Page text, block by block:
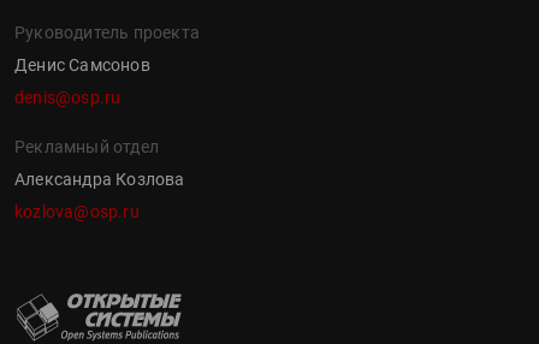
Руководитель проекта
Денис Самсонов
denis@osp.ru
Рекламный отдел
Александра Козлова
kozlova@osp.ru